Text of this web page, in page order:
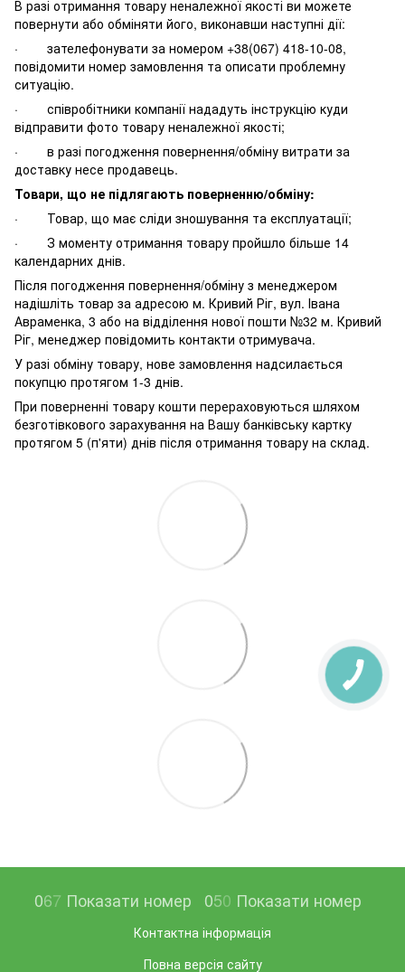
В разі отримання товару неналежної якості ви можете
повернути або обміняти його, виконавши наступні дії:
· зателефонувати за номером +38(067) 418-10-08,
повідомити номер замовлення та описати проблемну
ситуацію.
· співробітники компанії нададуть інструкцію куди
відправити фото товару неналежної якості;
· в разі погодження повернення/обміну витрати за
доставку несе продавець.
Товари, що не підлягають поверненню/обміну:
· Товар, що має сліди зношування та експлуатації;
· З моменту отримання товару пройшло більше 14
календарних днів.
Після погодження повернення/обміну з менеджером
надішліть товар за адресою м. Кривий Ріг, вул. Івана
Авраменка, 3 або на відділення нової пошти №32 м. Кривий
Ріг, менеджер повідомить контакти отримувача.
У разі обміну товару, нове замовлення надсилається
покупцю протягом 1-3 днів.
При поверненні товару кошти перераховуються шляхом
безготівкового зарахування на Вашу банківську картку
протягом 5 (п'яти) днів після отримання товару на склад.
067 Показати номер 050 Показати номер
Контактна інформація
Повна версія сайту